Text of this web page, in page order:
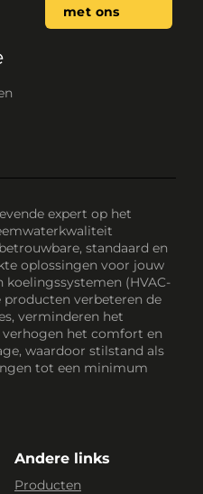
met ons
expert op het
standaard en
oplossingen voor jouw
(HVAC-
producten verbeteren de
verminderen het
het comfort en
waardoor stilstand als
tot een minimum
Andere links
Producten